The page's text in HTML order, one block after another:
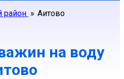
район » Аитово
на воду